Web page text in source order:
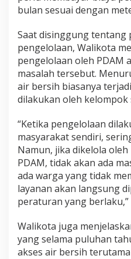
bulan sesuai dengan
Saat disinggung tentang
pengelolaan, Walikota
pengelolaan oleh PDAM
masalah tersebut.
air bersih biasanya
dilakukan oleh kelompok
“Ketika pengelolaan
masyarakat sendiri,
Namun, jika dikelola
PDAM, tidak akan ada
ada warga yang tidak
layanan akan langsung
peraturan yang berlaku,”
Walikota juga
yang selama puluhan
akses air bersih